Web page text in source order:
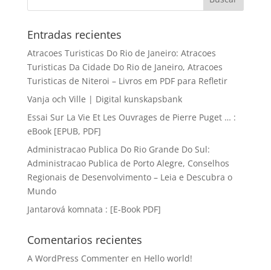
Entradas recientes
Atracoes Turisticas Do Rio de Janeiro: Atracoes
Turisticas Da Cidade Do Rio de Janeiro, Atracoes
Turisticas de Niteroi – Livros em PDF para Refletir
Vanja och Ville | Digital kunskapsbank
Essai Sur La Vie Et Les Ouvrages de Pierre Puget … :
eBook [EPUB, PDF]
Administracao Publica Do Rio Grande Do Sul:
Administracao Publica de Porto Alegre, Conselhos
Regionais de Desenvolvimento – Leia e Descubra o
Mundo
Jantarová komnata : [E-Book PDF]
Comentarios recientes
A WordPress Commenteren Hello world!